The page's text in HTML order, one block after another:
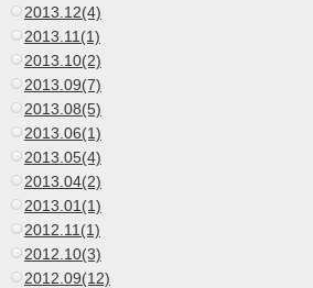
2013.12(4)
2013.11(1)
2013.10(2)
2013.09(7)
2013.08(5)
2013.06(1)
2013.05(4)
2013.04(2)
2013.01(1)
2012.11(1)
2012.10(3)
2012.09(12)